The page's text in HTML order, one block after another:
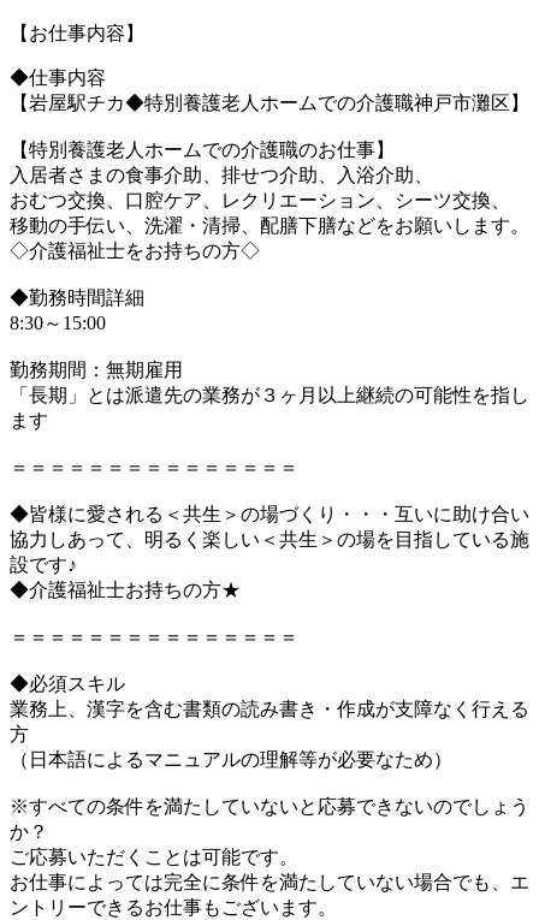
【お仕事内容】
◆仕事内容
【岩屋駅チカ◆特別養護老人ホームでの介護職神戸市灘区】
【特別養護老人ホームでの介護職のお仕事】
入居者さまの食事介助、排せつ介助、入浴介助、
おむつ交換、口腔ケア、レクリエーション、シーツ交換、
移動の手伝い、洗濯・清掃、配膳下膳などをお願いします。
◇介護福祉士をお持ちの方◇
◆勤務時間詳細
8:30～15:00
勤務期間：無期雇用
「長期」とは派遣先の業務が３ヶ月以上継続の可能性を指し
ます
＝＝＝＝＝＝＝＝＝＝＝＝＝＝＝
◆皆様に愛される＜共生＞の場づくり・・・互いに助け合い
協力しあって、明るく楽しい＜共生＞の場を目指している施
設です♪
◆介護福祉士お持ちの方★
＝＝＝＝＝＝＝＝＝＝＝＝＝＝＝
◆必須スキル
業務上、漢字を含む書類の読み書き・作成が支障なく行える
方
（日本語によるマニュアルの理解等が必要なため）
※すべての条件を満たしていないと応募できないのでしょう
か？
ご応募いただくことは可能です。
お仕事によっては完全に条件を満たしていない場合でも、エ
ントリーできるお仕事もございます。